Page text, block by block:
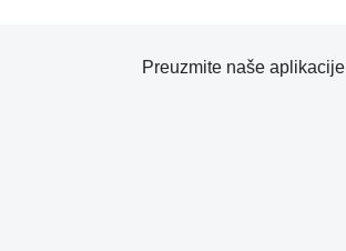
Preuzmite naše aplikacije